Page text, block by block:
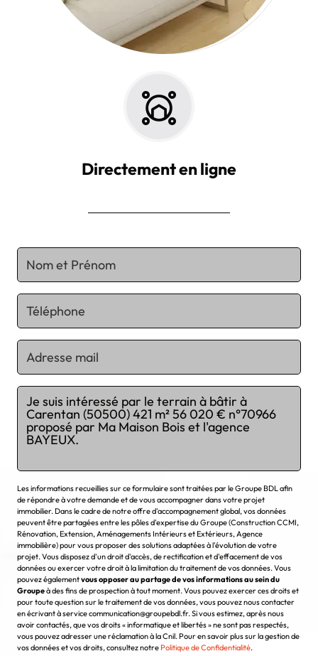
Directement en ligne
Chargement...
Les informations recueillies sur ce formulaire sont traitées par le Groupe BDL afin
de répondre à votre demande et de vous accompagner dans votre projet
immobilier. Dans le cadre de notre offre d'accompagnement global, vos données
peuvent être partagées entre les pôles d'expertise du Groupe (Construction CCMI,
Rénovation, Extension, Aménagements Intérieurs et Extérieurs, Agence
immobilière) pour vous proposer des solutions adaptées à l'évolution de votre
projet. Vous disposez d'un droit d'accès, de rectification et d'effacement de vos
données ou exercer votre droit à la limitation du traitement de vos données. Vous
pouvez égalementvous opposer au partage de vos informations au sein du
Groupeà des fins de prospection à tout moment. Vous pouvez exercer ces droits et
pour toute question sur le traitement de vos données, vous pouvez nous contacter
en écrivant à service communication@groupebdl.fr. Si vous estimez, après nous
avoir contactés, que vos droits « informatique et libertés » ne sont pas respectés,
vous pouvez adresser une réclamation à la Cnil. Pour en savoir plus sur la gestion de
vos données et vos droits, consultez notre Politique de Confidentialité.